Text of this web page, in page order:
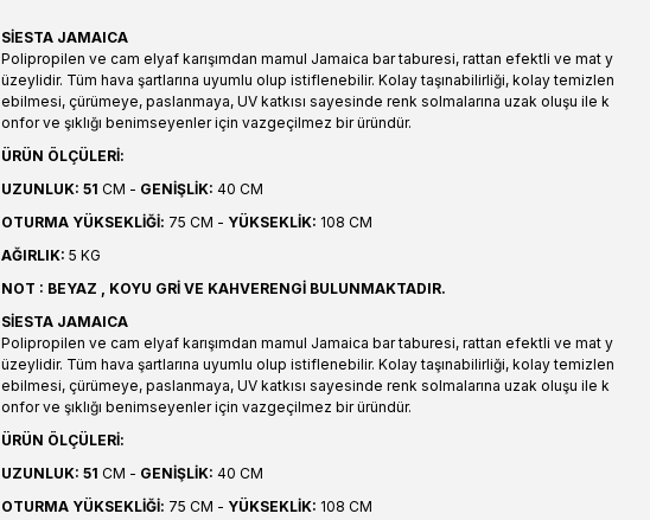
SİESTA JAMAICA
Polipropilen ve cam elyaf karışımdan mamul Jamaica bar taburesi, rattan efektli ve mat y
üzeylidir. Tüm hava şartlarına uyumlu olup istiflenebilir. Kolay taşınabilirliği, kolay temizlen
ebilmesi, çürümeye, paslanmaya, UV katkısı sayesinde renk solmalarına uzak oluşu ile k
onfor ve şıklığı benimseyenler için vazgeçilmez bir üründür.
ÜRÜN ÖLÇÜLERİ:
UZUNLUK: 51 CM - GENİŞLİK: 40 CM
OTURMA YÜKSEKLİĞİ: 75 CM - YÜKSEKLİK: 108 CM
AĞIRLIK: 5 KG
NOT : BEYAZ , KOYU GRİ VE KAHVERENGİ BULUNMAKTADIR.
SİESTA JAMAICA
Polipropilen ve cam elyaf karışımdan mamul Jamaica bar taburesi, rattan efektli ve mat y
üzeylidir. Tüm hava şartlarına uyumlu olup istiflenebilir. Kolay taşınabilirliği, kolay temizlen
ebilmesi, çürümeye, paslanmaya, UV katkısı sayesinde renk solmalarına uzak oluşu ile k
onfor ve şıklığı benimseyenler için vazgeçilmez bir üründür.
ÜRÜN ÖLÇÜLERİ:
UZUNLUK: 51 CM - GENİŞLİK: 40 CM
OTURMA YÜKSEKLİĞİ: 75 CM - YÜKSEKLİK: 108 CM